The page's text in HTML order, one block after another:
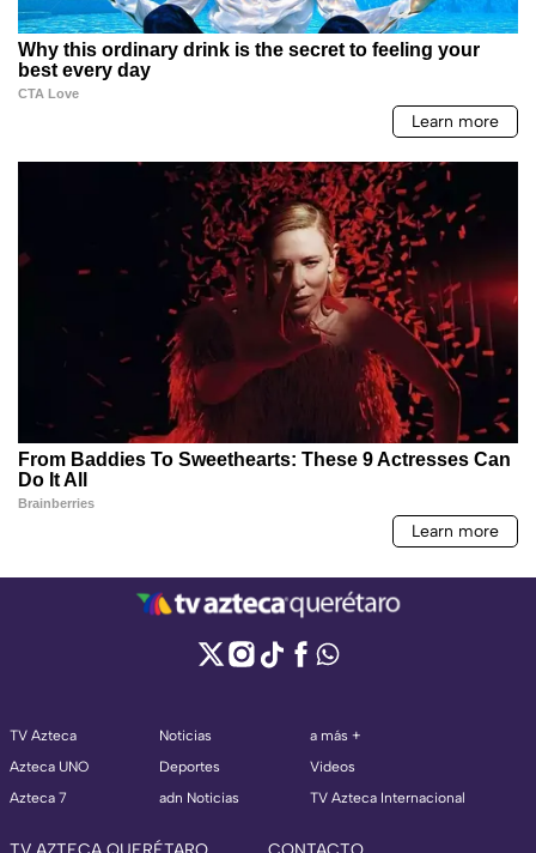
TV Azteca
Azteca UNO
Azteca 7
Noticias
Deportes
adn Noticias
a más +
Videos
TV Azteca Internacional